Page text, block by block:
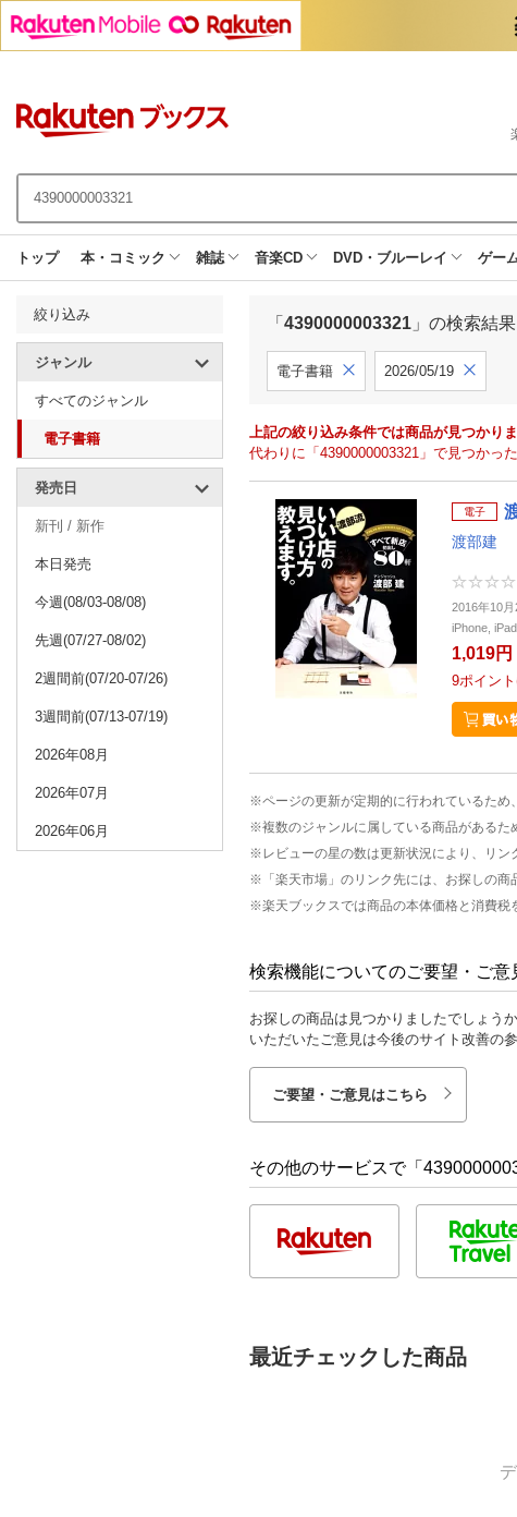
トップ 本・コミック 雑誌 音楽CD DVD・ブルーレイ ゲー
絞り込み
ジャンル
すべてのジャンル
電子書籍
発売日
新刊 / 新作
本日発売
今週(08/03-08/08)
先週(07/27-08/02)
2週間前(07/20-07/26)
3週間前(07/13-07/19)
2026年08月
2026年07月
2026年06月
「 4390000003321 」の検索結果
電子書籍 2026/05/19
上記の絞り込み条件では商品が見つかり
代わりに「4390000003321」で見つかっ
電子
渡部建
2016年10
iPhone,
1,019円
9ポイント
※ページの更新が定期的に行われているため
※複数のジャンルに属している商品があるた
※レビューの星の数は更新状況により、リン
※「楽天市場」のリンク先には、お探しの商
※楽天ブックスでは商品の本体価格と消費税
検索機能についてのご要望・ご意
お探しの商品は見つかりましたでしょう
いただいたご意見は今後のサイト改善の
ご要望・ご意見はこちら
その他のサービスで「
最近チェックした商品